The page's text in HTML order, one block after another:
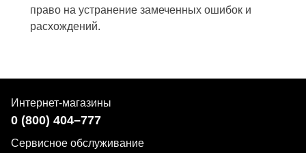
право на устранение замеченных ошибок и
расхождений.
Интернет-магазины
0 (800) 404–777
Сервисное обслуживание